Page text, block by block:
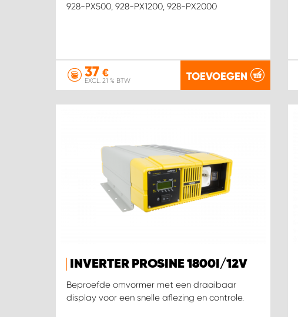
928-PX500, 928-PX1200, 928-PX2000
37 €
EXCL. 21 % BTW TOEVOEGEN
INVERTER PROSINE 1800I/12V
Beproefde omvormer met een draaibaar
display voor een snelle aflezing en controle.